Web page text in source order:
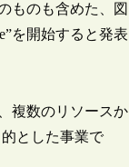
ものも含めた、図
を開始すると発表
複数のリソースか
とした事業で